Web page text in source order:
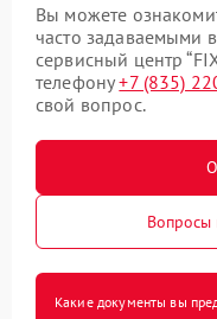
Вы можете
часто задаваемыми
сервисный центр
телефону+7 (835)
свой вопрос.
Вопросы
Какие документы вы